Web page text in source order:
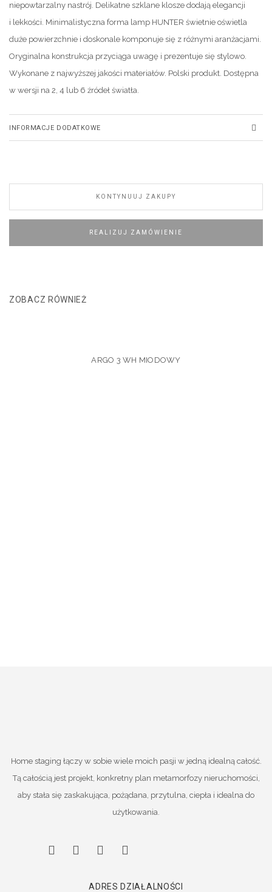
niepowtarzalny nastrój. Delikatne szklane klosze dodają elegancji
i lekkości. Minimalistyczna forma lamp HUNTER świetnie oświetla
duże powierzchnie i doskonale komponuje się z różnymi aranżacjami.
Oryginalna konstrukcja przyciąga uwagę i prezentuje się stylowo.
Wykonane z najwyższej jakości materiałów. Polski produkt. Dostępna
w wersji na 2, 4 lub 6 źródeł światła.
INFORMACJE DODATKOWE
KONTYNUUJ ZAKUPY
REALIZUJ ZAMÓWIENIE
ZOBACZ RÓWNIEŻ
ARGO 3 WH MIODOWY
Home staging łączy w sobie wiele moich pasji w jedną idealną całość.
Tą całością jest projekt, konkretny plan metamorfozy nieruchomości,
aby stała się zaskakująca, pożądana, przytulna, ciepła i idealna do
użytkowania.
ADRES DZIAŁALNOŚCI